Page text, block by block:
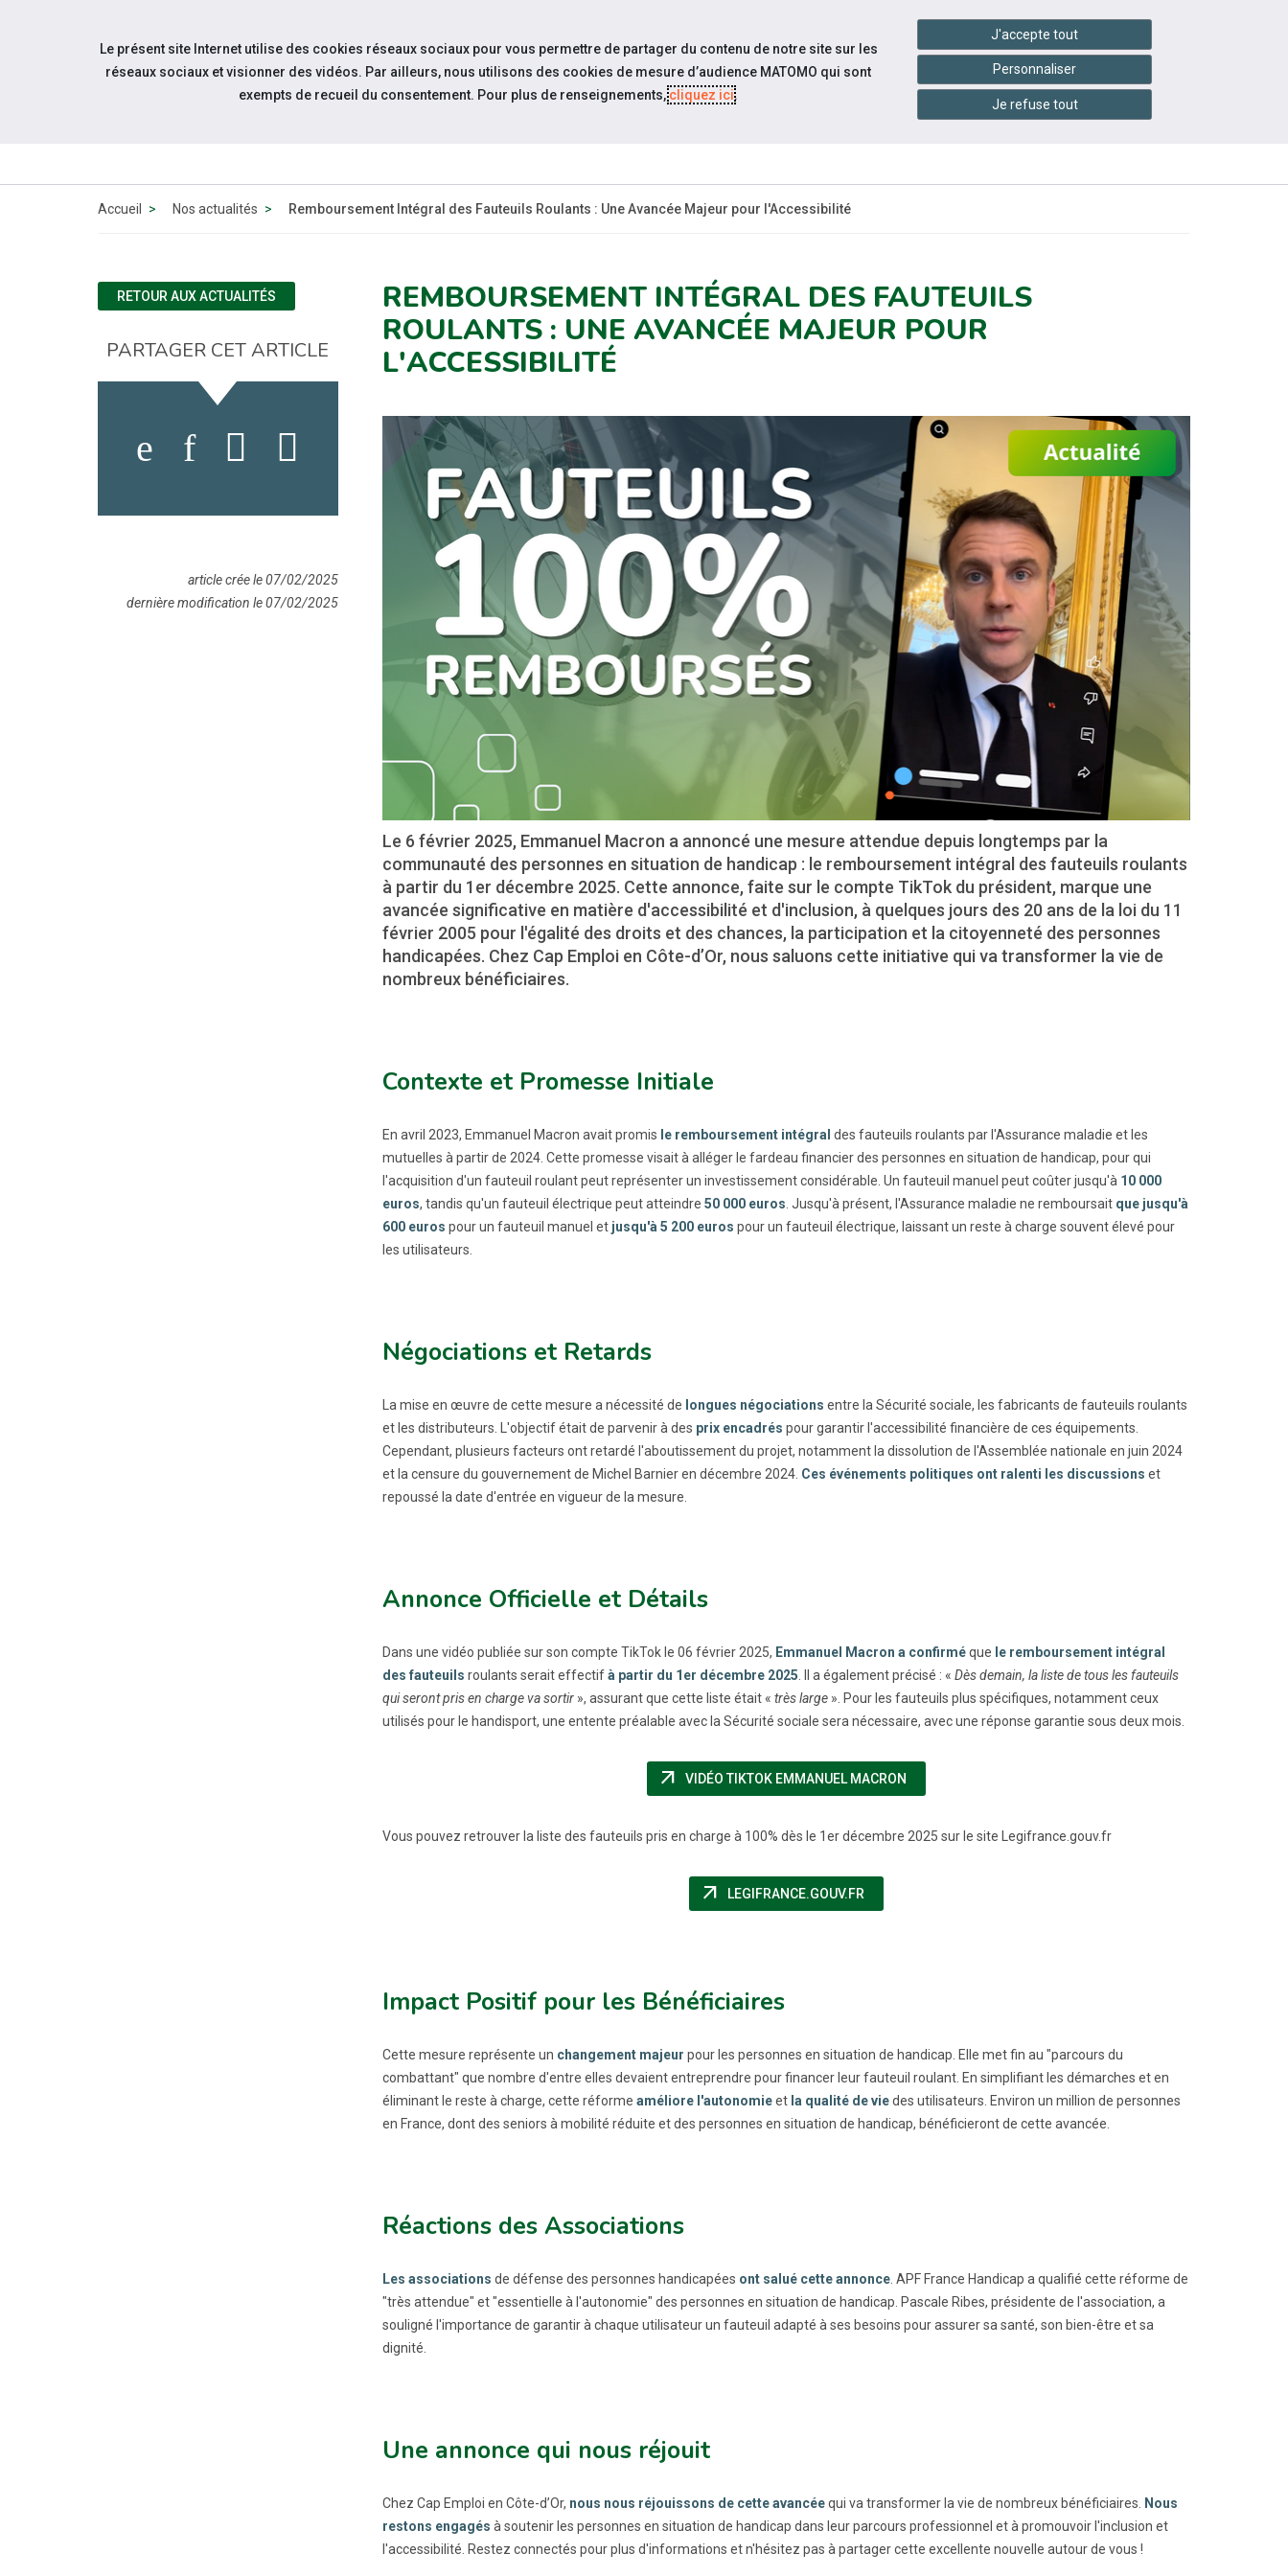
Aller au contenu
Accessibilité handshake Services en ligne
QUI SOMMES-
NOS
INFOS
PRATIQUES
CONTACTEZ-
NOUS
Accueil Nos actualités Remboursement Intégral des Fauteuils Roulants : Une Avancée Majeur pour l'Accessibilité
REMBOURSEMENT INTÉGRAL DES FAUTEUILS
ROULANTS : UNE AVANCÉE MAJEUR POUR
L'ACCESSIBILITÉ
Le 6 février 2025, Emmanuel Macron a annoncé une mesure attendue depuis longtemps par la
communauté des personnes en situation de handicap : le remboursement intégral des fauteuils roulants
à partir du 1er décembre 2025. Cette annonce, faite sur le compte TikTok du président, marque une
avancée significative en matière d'accessibilité et d'inclusion, à quelques jours des 20 ans de la loi du 11
février 2005 pour l'égalité des droits et des chances, la participation et la citoyenneté des personnes
handicapées. Chez Cap Emploi en Côte-d’Or, nous saluons cette initiative qui va transformer la vie de
nombreux bénéficiaires.
Contexte et Promesse Initiale
En avril 2023, Emmanuel Macron avait promis le remboursement intégral des fauteuils roulants par l'Assurance maladie et les
mutuelles à partir de 2024. Cette promesse visait à alléger le fardeau financier des personnes en situation de handicap, pour qui
l'acquisition d'un fauteuil roulant peut représenter un investissement considérable. Un fauteuil manuel peut coûter jusqu'à 10 000
euros, tandis qu'un fauteuil électrique peut atteindre 50 000 euros . Jusqu'à présent, l'Assurance maladie ne remboursait que jusqu'à
600 euros pour un fauteuil manuel et jusqu'à 5 200 euros pour un fauteuil électrique, laissant un reste à charge souvent élevé pour
les utilisateurs.
Négociations et Retards
La mise en œuvre de cette mesure a nécessité de longues négociations entre la Sécurité sociale, les fabricants de fauteuils roulants
et les distributeurs. L'objectif était de parvenir à des prix encadrés pour garantir l'accessibilité financière de ces équipements.
Cependant, plusieurs facteurs ont retardé l'aboutissement du projet, notamment la dissolution de l'Assemblée nationale en juin 2024
et la censure du gouvernement de Michel Barnier en décembre 2024. Ces événements politiques ont ralenti les discussions et
repoussé la date d'entrée en vigueur de la mesure.
Annonce Officielle et Détails
Dans une vidéo publiée sur son compte TikTok le 06 février 2025, Emmanuel Macron a confirméque le remboursement intégral
des fauteuils roulants serait effectifà partir du 1er décembre 2025 . Il a également précisé : « Dès demain, la liste de tous les fauteuils
qui seront pris en charge va sortir», assurant que cette liste était « très large». Pour les fauteuils plus spécifiques, notamment ceux
utilisés pour le handisport, une entente préalable avec la Sécurité sociale sera nécessaire, avec une réponse garantie sous deux mois.
arrow_outward VIDÉO TIKTOK EMMANUEL MACRON(NOUVELLE FENÊTRE)
Vous pouvez retrouver la liste des fauteuils pris en charge à 100% dès le 1er décembre 2025 sur le site Legifrance.gouv.fr
arrow_outward LEGIFRANCE.GOUV.FR(NOUVELLE FENÊTRE)
Impact Positif pour les Bénéficiaires
Cette mesure représente un changement majeur pour les personnes en situation de handicap. Elle met fin au "parcours du
combattant" que nombre d'entre elles devaient entreprendre pour financer leur fauteuil roulant. En simplifiant les démarches et en
éliminant le reste à charge, cette réforme améliore l'autonomieet la qualité de viedes utilisateurs. Environ un million de personnes
en France, dont des seniors à mobilité réduite et des personnes en situation de handicap, bénéficieront de cette avancée.
Réactions des Associations
Les associations de défense des personnes handicapées ont salué cette annonce. APF France Handicap a qualifié cette réforme de
"très attendue" et "essentielle à l'autonomie" des personnes en situation de handicap. Pascale Ribes, présidente de l'association, a
souligné l'importance de garantir à chaque utilisateur un fauteuil adapté à ses besoins pour assurer sa santé, son bien-être et sa
dignité.
Une annonce qui nous réjouit
Chez Cap Emploi en Côte-d’Or, nous nous réjouissons de cette avancéequi va transformer la vie de nombreux bénéficiaires.
Nous
restons engagés à soutenir les personnes en situation de handicap dans leur parcours professionnel et à promouvoir l'inclusion et
l'accessibilité. Restez connectés pour plus d'informations et n'hésitez pas à partager cette excellente nouvelle autour de vous !
RETOUR AUX ACTUALITÉS
PARTAGER CET ARTICLE
article crée le 07/02/2025
dernière modification le 07/02/2025
Le présent site Internet utilise des cookies réseaux sociaux pour vous permettre de partager du contenu de notre site sur les
réseaux sociaux et visionner des vidéos. Par ailleurs, nous utilisons des cookies de mesure d’audience MATOMO qui sont
exempts de recueil du consentement. Pour plus de renseignements,cliquez ici.
J'accepte tout
Personnaliser
Je refuse tout